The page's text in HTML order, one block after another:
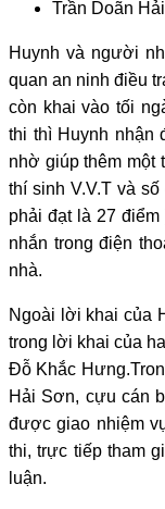
Trần Doãn
Huynh và người
quan an ninh điều
còn khai vào tối
thi thì Huynh nhận
nhờ giúp thêm một
thí sinh V.V.T và
phải đạt là 27
nhắn trong điện
nhà.
Ngoài lời khai của
trong lời khai của
Đỗ Khắc
Hải Sơn, cựu cán
được giao nhiệm
thi, trực tiếp tham
luận.